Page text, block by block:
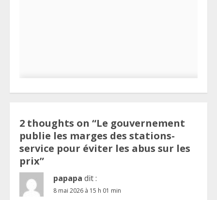
2 thoughts on “Le gouvernement
publie les marges des stations-
service pour éviter les abus sur les
prix”
papapa dit :
8 mai 2026 à 15 h 01 min